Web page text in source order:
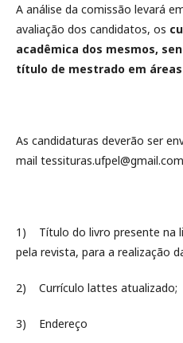
A análise da comissão levará
avaliação dos candidatos, os
acadêmica dos mesmos,
título de mestrado em
As candidaturas deverão ser
mail
1) Título do livro presente na
pela revista, para a realização
2) Currículo lattes atualizado;
3) Endereço